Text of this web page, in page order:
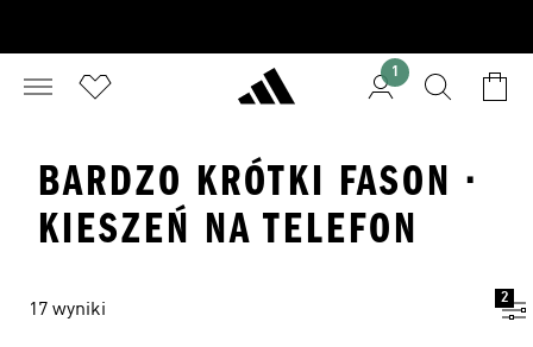
1
BARDZO KRÓTKI FASON ·
KIESZEŃ NA TELEFON
17 wyniki
2